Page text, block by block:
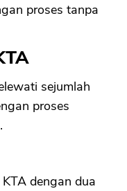
proses tanpa
sejumlah
proses
dengan dua